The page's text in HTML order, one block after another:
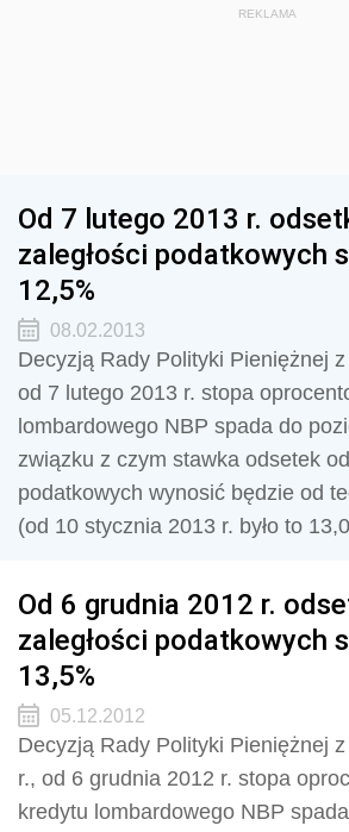
REKLAMA
Od 7 lutego 2013 r.
zaległości podatkowych
12,5%
08.02.2013
Decyzją Rady Polityki Pieniężnej
od 7 lutego 2013 r. stopa
lombardowego NBP spada do
związku z czym stawka odsetek
podatkowych wynosić będzie od
(od 10 stycznia 2013 r. było to
Od 6 grudnia 2012 r.
zaległości podatkowych
13,5%
05.12.2012
Decyzją Rady Polityki Pieniężnej
r., od 6 grudnia 2012 r. stopa
kredytu lombardowego NBP